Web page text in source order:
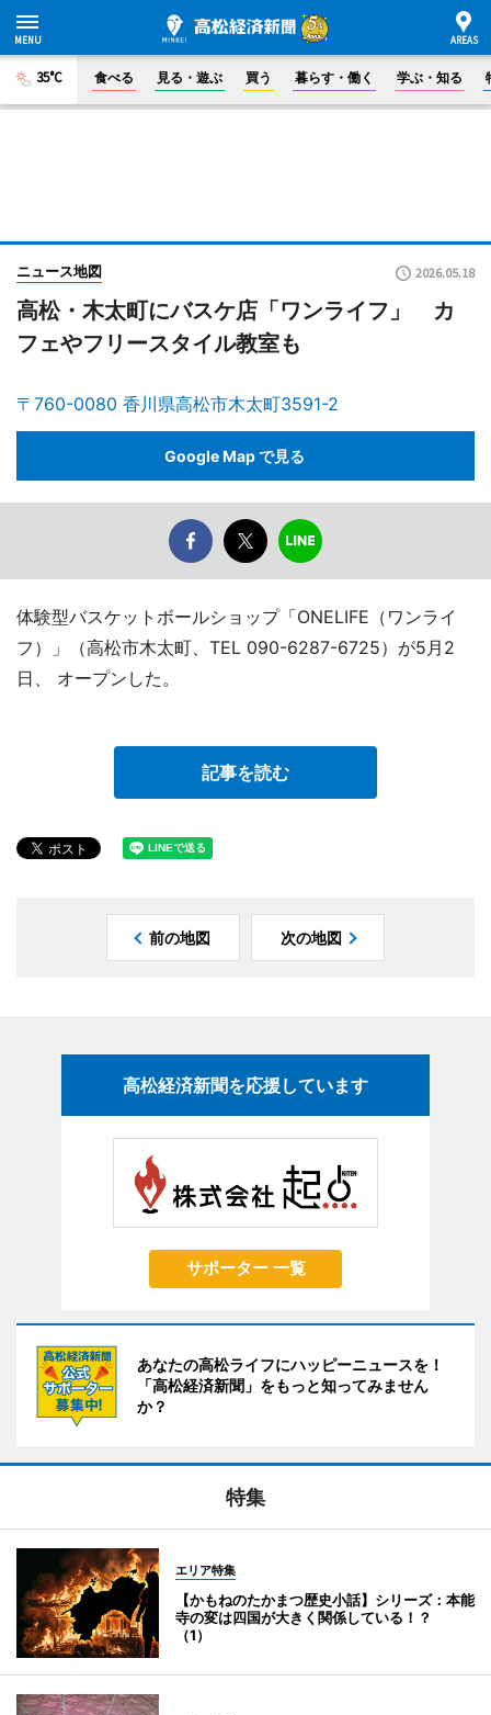
35°C 食べる 見る・遊ぶ 買う 暮らす・働く 学ぶ・知る
ニュース地図 2026.05.18
高松・木太町にバスケ店「ワンライフ」 カ
フェやフリースタイル教室も
〒760-0080 香川県高松市木太町3591-2
Google Map で見る
体験型バスケットボールショップ「ONELIFE（ワンライ
フ）」（高松市木太町、TEL 090-6287-6725）が5月2
日、 オープンした。
記事を読む
前の地図 次の地図
高松経済新聞を応援しています
サポーター 一覧
あなたの高松ライフにハッピーニュースを！
「高松経済新聞」をもっと知ってみません
か？
特集
エリア特集
【かもねのたかまつ歴史小話】シリーズ：本能
寺の変は四国が大きく関係している！？
（1）